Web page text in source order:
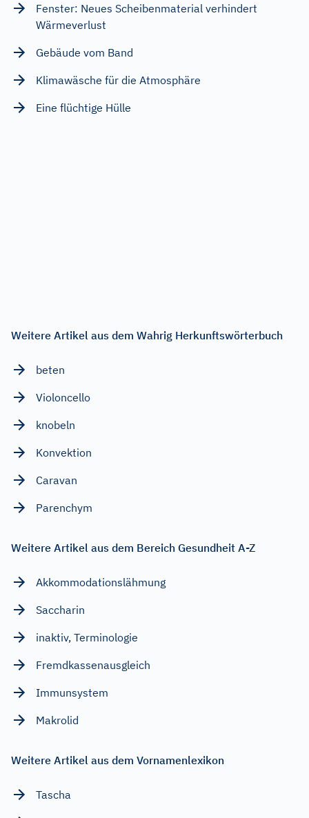
Fenster: Neues Scheibenmaterial verhindert
Wärmeverlust
Gebäude vom Band
Klimawäsche für die Atmosphäre
Eine flüchtige Hülle
Weitere Artikel aus dem Wahrig Herkunftswörterbuch
beten
Violoncello
knobeln
Konvektion
Caravan
Parenchym
Weitere Artikel aus dem Bereich Gesundheit A-Z
Akkommodationslähmung
Saccharin
inaktiv, Terminologie
Fremdkassenausgleich
Immunsystem
Makrolid
Weitere Artikel aus dem Vornamenlexikon
Tascha